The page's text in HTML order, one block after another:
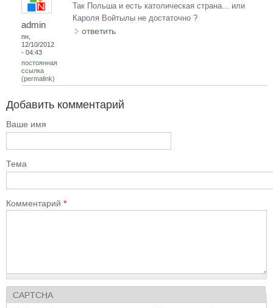
admin
пн,
12/10/2012
- 04:43
постоянная
ссылка
(permalink)
Так Польша и есть католическая страна... или
Кароля Войтылы не достаточно ?
ответить
Добавить комментарий
Ваше имя
Тема
Комментарий *
CAPTCHA